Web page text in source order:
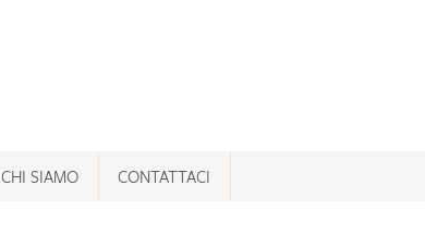
CHI SIAMO CONTATTACI